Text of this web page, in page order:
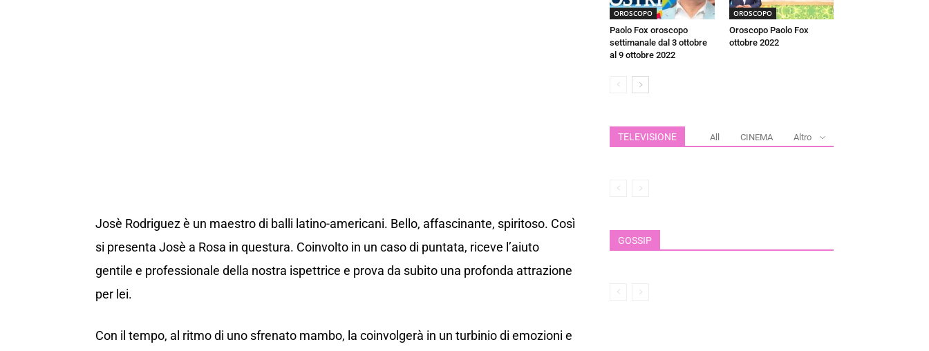
Josè Rodriguez è un maestro di balli latino-americani. Bello, affascinante, spiritoso. Così
si presenta Josè a Rosa in questura. Coinvolto in un caso di puntata, riceve l’aiuto
gentile e professionale della nostra ispettrice e prova da subito una profonda attrazione
per lei.
Con il tempo, al ritmo di uno sfrenato mambo, la coinvolgerà in un turbinio di emozioni e
OROSCOPO
Paolo Fox oroscopo
settimanale dal 3 ottobre
al 9 ottobre 2022
OROSCOPO
Oroscopo Paolo Fox
ottobre 2022
TELEVISIONE All CINEMA Altro
GOSSIP